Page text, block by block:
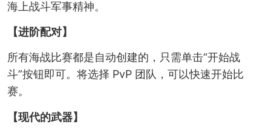
海上战斗军事精神。
【进阶配对】
所有海战比赛都是自动创建的，只需单击“开始战
斗”按钮即可。将选择 PvP 团队，可以快速开始比
赛。
【现代的武器】